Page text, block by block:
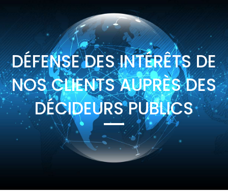
DÉFENSE DES INTÉRÊTS DE
NOS CLIENTS AUPRÈS DES
DÉCIDEURS PUBLICS